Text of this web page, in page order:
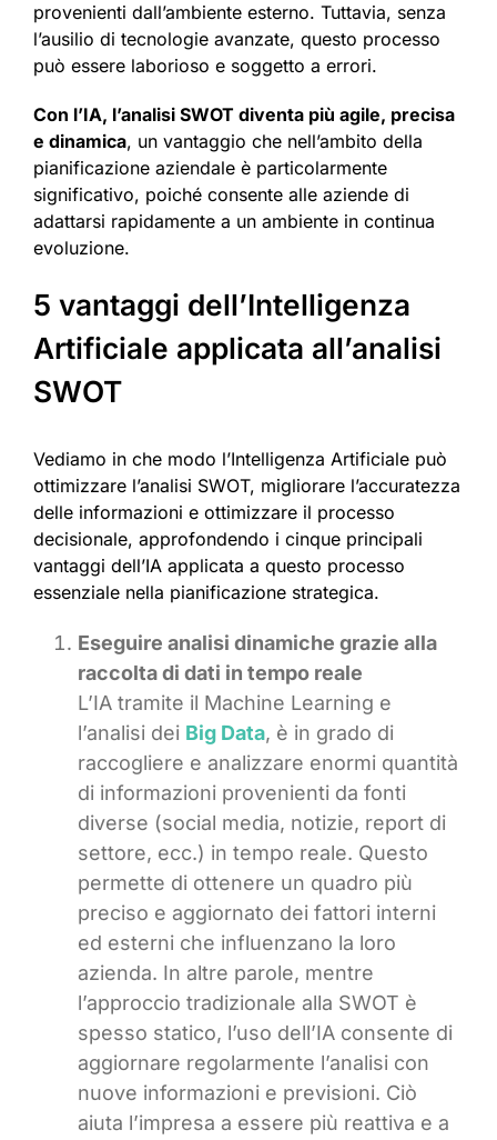
provenienti dall’ambiente esterno. Tuttavia, senza
l’ausilio di tecnologie avanzate, questo processo
può essere laborioso e soggetto a errori.
Con l’IA, l’analisi SWOT diventa più agile, precisa
e dinamica, un vantaggio che nell’ambito della
pianificazione aziendale è particolarmente
significativo, poiché consente alle aziende di
adattarsi rapidamente a un ambiente in continua
evoluzione.
5 vantaggi dell’Intelligenza
Artificiale applicata all’analisi
SWOT
Vediamo in che modo l’Intelligenza Artificiale può
ottimizzare l’analisi SWOT, migliorare l’accuratezza
delle informazioni e ottimizzare il processo
decisionale, approfondendo i cinque principali
vantaggi dell’IA applicata a questo processo
essenziale nella pianificazione strategica.
Eseguire analisi dinamiche grazie alla
raccolta di dati in tempo reale
L’IA tramite il Machine Learning e
l’analisi dei Big Data, è in grado di
raccogliere e analizzare enormi quantità
di informazioni provenienti da fonti
diverse (social media, notizie, report di
settore, ecc.) in tempo reale. Questo
permette di ottenere un quadro più
preciso e aggiornato dei fattori interni
ed esterni che influenzano la loro
azienda. In altre parole, mentre
l’approccio tradizionale alla SWOT è
spesso statico, l’uso dell’IA consente di
aggiornare regolarmente l’analisi con
nuove informazioni e previsioni. Ciò
aiuta l’impresa a essere più reattiva e a